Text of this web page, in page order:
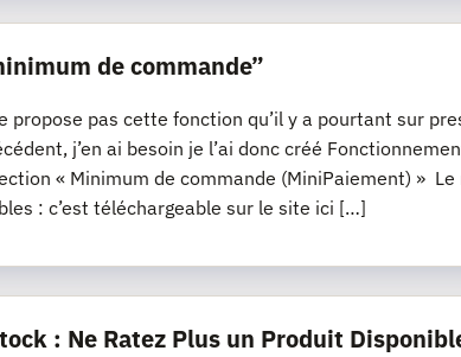
de commande”
propose pas cette fonction qu’il y a pourtant sur
j’en ai besoin je l’ai donc créé
« Minimum de commande (MiniPaiement) »
: c’est téléchargeable sur le site ici […]
: Ne Ratez Plus un Produit